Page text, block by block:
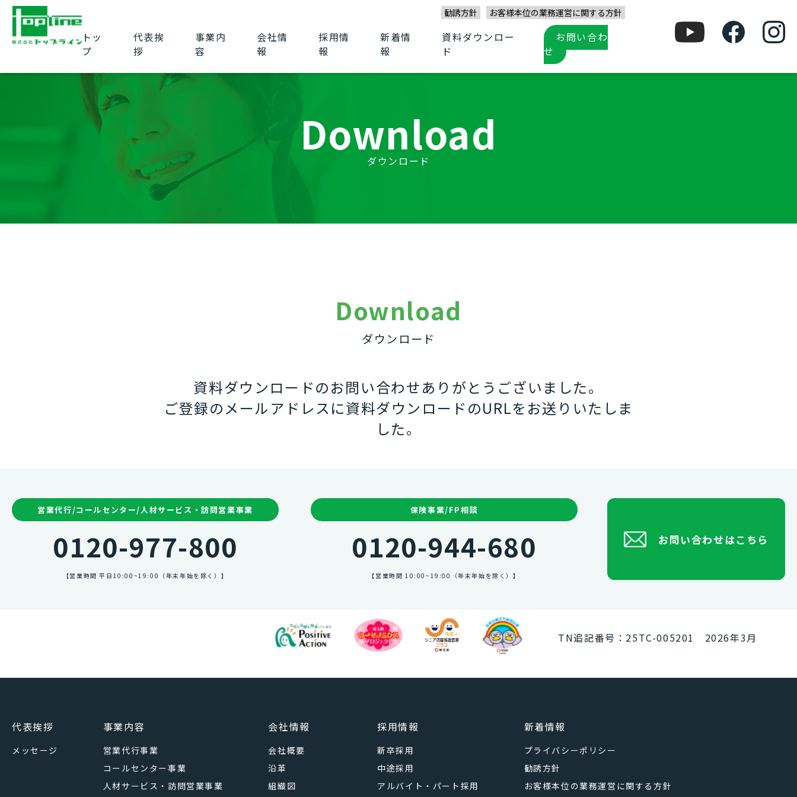
勧誘方針 お客様本位の業務運営に関する方針
トッ
プ
代表挨
拶
事業内
容
会社情
報
採用情
報
新着情
報
資料ダウンロー
ド
お問い合わ
せ
Download
ダウンロード
Download
ダウンロード
資料ダウンロードのお問い合わせありがとうございました。
ご登録のメールアドレスに資料ダウンロードのURLをお送りいたしま
した。
営業代行/コールセンター/人材サービス・訪問営業事業
0120-977-800
【営業時間 平日10:00~19:00（年末年始を除く）】
保険事業/FP相談
0120-944-680
【営業時間 10:00~19:00（年末年始を除く）】
お問い合わせはこちら
TN追記番号：25TC-005201 2026年3月
代表挨拶
メッセージ
事業内容
営業代行事業
コールセンター事業
人材サービス・訪問営業事業
会社情報
会社概要
沿革
組織図
採用情報
新卒採用
中途採用
アルバイト・パート採用
新着情報
プライバシーポリシー
勧誘方針
お客様本位の業務運営に関する方針